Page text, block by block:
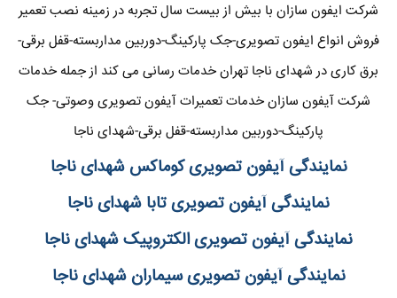
شرکت ایفون سازان با بیش از بیست سال تجربه در زمینه نصب تعمیر
فروش انواع ایفون تصویری-جک پارکینگ-دوربین مداربسته-قفل برقی-
برق کاری در شهدای ناجا تهران خدمات رسانی می کند از جمله خدمات
شرکت آیفون سازان خدمات تعمیرات آیفون تصویری وصوتی- جک
پارکینگ-دوربین مداربسته-قفل برقی-شهدای ناجا
نمایندگی آیفون تصویری کوماکس شهدای ناجا
نمایندگی آیفون تصویری تابا شهدای ناجا
نمایندگی آیفون تصویری الکتروپیک شهدای ناجا
نمایندگی آیفون تصویری سیماران شهدای ناجا